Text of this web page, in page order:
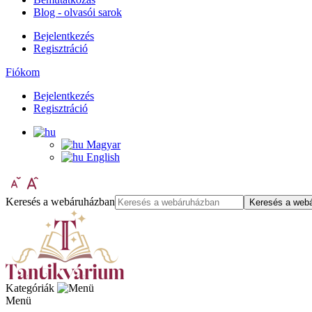
Blog - olvasói sarok
Bejelentkezés
Regisztráció
Fiókom
Bejelentkezés
Regisztráció
Magyar
English
Keresés a webáruházban Keresés a
Kategóriák
Menü